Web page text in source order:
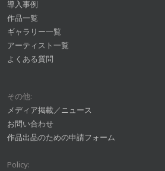
導入事例
作品一覧
ギャラリー一覧
アーティスト一覧
よくある質問
その他:
メディア掲載／ニュース
お問い合わせ
作品出品のための申請フォーム
Policy: